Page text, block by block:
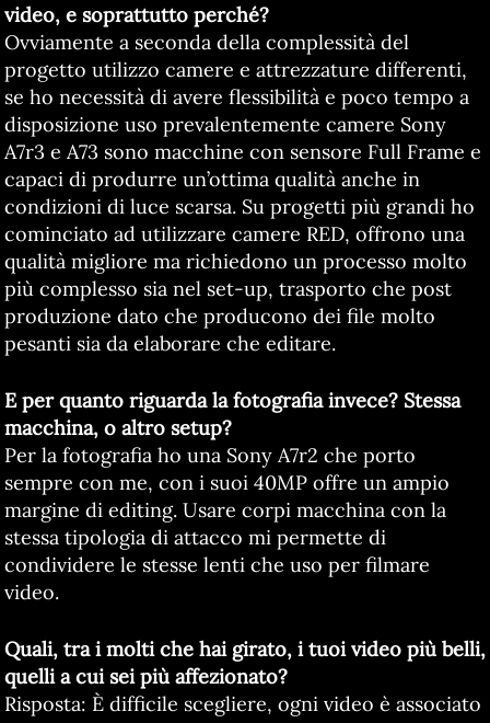
video, e soprattutto perché?
Ovviamente a seconda della complessità del
progetto utilizzo camere e attrezzature differenti,
se ho necessità di avere flessibilità e poco tempo a
disposizione uso prevalentemente camere Sony
A7r3 e A73 sono macchine con sensore Full Frame e
capaci di produrre un’ottima qualità anche in
condizioni di luce scarsa. Su progetti più grandi ho
cominciato ad utilizzare camere RED, offrono una
qualità migliore ma richiedono un processo molto
più complesso sia nel set-up, trasporto che post
produzione dato che producono dei file molto
pesanti sia da elaborare che editare.
E per quanto riguarda la fotografia invece? Stessa
macchina, o altro setup?
Per la fotografia ho una Sony A7r2 che porto
sempre con me, con i suoi 40MP offre un ampio
margine di editing. Usare corpi macchina con la
stessa tipologia di attacco mi permette di
condividere le stesse lenti che uso per filmare
video.
Quali, tra i molti che hai girato, i tuoi video più belli,
quelli a cui sei più affezionato?
Risposta: È difficile scegliere, ogni video è associato